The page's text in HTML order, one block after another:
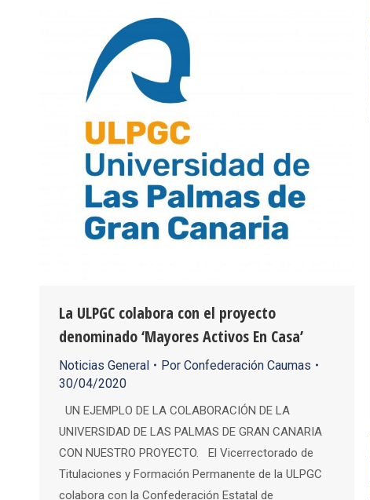
La ULPGC colabora con el proyecto
denominado ‘Mayores Activos En Casa’
Noticias General Por Confederación Caumas
30/04/2020
UN EJEMPLO DE LA COLABORACIÓN DE LA
UNIVERSIDAD DE LAS PALMAS DE GRAN CANARIA
CON NUESTRO PROYECTO. El Vicerrectorado de
Titulaciones y Formación Permanente de la ULPGC
colabora con la Confederación Estatal de